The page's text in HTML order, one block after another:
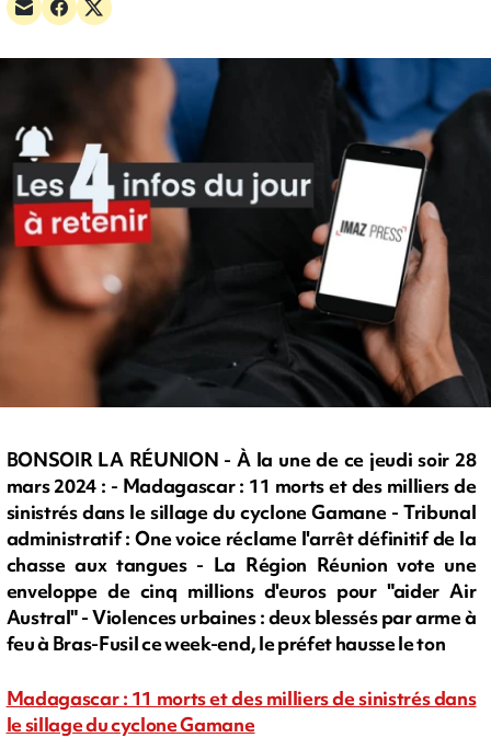
BONSOIR LA RÉUNION - À la une de ce jeudi soir 28
mars 2024 : - Madagascar : 11 morts et des milliers de
sinistrés dans le sillage du cyclone Gamane - Tribunal
administratif : One voice réclame l'arrêt définitif de la
chasse aux tangues - La Région Réunion vote une
enveloppe de cinq millions d'euros pour "aider Air
Austral" - Violences urbaines : deux blessés par arme à
feu à Bras-Fusil ce week-end, le préfet hausse le ton
Madagascar : 11 morts et des milliers de sinistrés dans
le sillage du cyclone Gamane